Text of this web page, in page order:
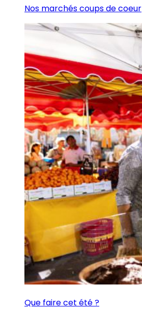
Nos marchés coups de coeur
Que faire cet été ?